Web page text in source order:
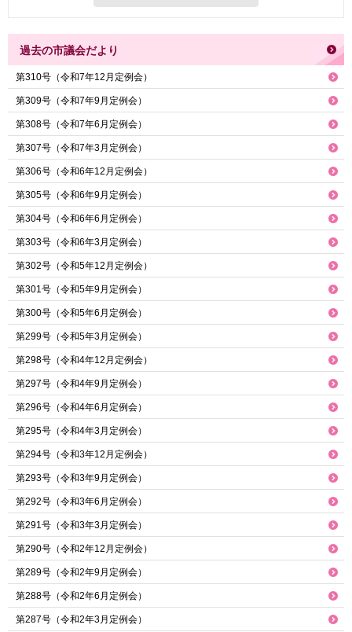
過去の市議会だより
第310号（令和7年12月定例会）
第309号（令和7年9月定例会）
第308号（令和7年6月定例会）
第307号（令和7年3月定例会）
第306号（令和6年12月定例会）
第305号（令和6年9月定例会）
第304号（令和6年6月定例会）
第303号（令和6年3月定例会）
第302号（令和5年12月定例会）
第301号（令和5年9月定例会）
第300号（令和5年6月定例会）
第299号（令和5年3月定例会）
第298号（令和4年12月定例会）
第297号（令和4年9月定例会）
第296号（令和4年6月定例会）
第295号（令和4年3月定例会）
第294号（令和3年12月定例会）
第293号（令和3年9月定例会）
第292号（令和3年6月定例会）
第291号（令和3年3月定例会）
第290号（令和2年12月定例会）
第289号（令和2年9月定例会）
第288号（令和2年6月定例会）
第287号（令和2年3月定例会）